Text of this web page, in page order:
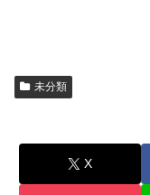
未分類
X